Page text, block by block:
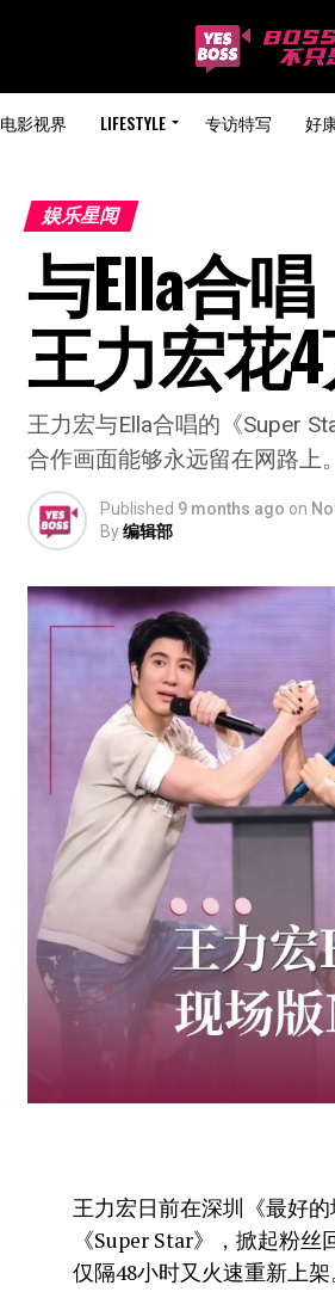
电影视界 LIFESTYLE 专访特写 好
娱乐星闻
与Ella合
王力宏花
王力宏与Ella合唱的《Super
合作画面能够永远留在网路上。
Published 9 months ago on
By编辑部
王力宏日前在深圳《最好
《Super Star》，掀起粉
仅隔48小时又火速重新上架